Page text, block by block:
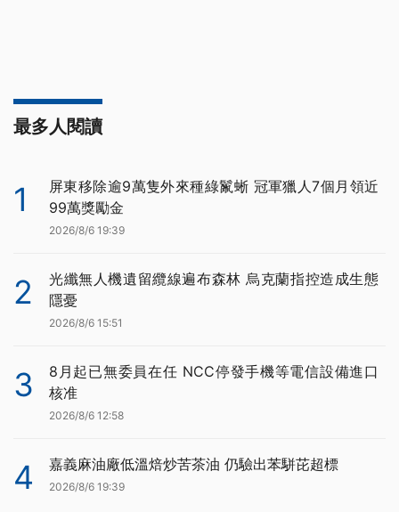
最多人閱讀
1
屏東移除逾9萬隻外來種綠鬣蜥 冠軍獵人7個月領近
99萬獎勵金
2026/8/6 19:39
2
光纖無人機遺留纜線遍布森林 烏克蘭指控造成生態
隱憂
2026/8/6 15:51
3
8月起已無委員在任 NCC停發手機等電信設備進口
核准
2026/8/6 12:58
4 嘉義麻油廠低溫焙炒苦茶油 仍驗出苯駢芘超標
2026/8/6 19:39